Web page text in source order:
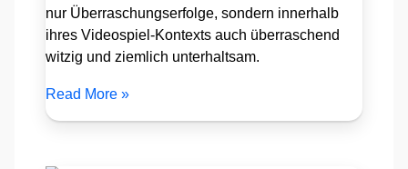
nur Überraschungserfolge, sondern innerhalb
ihres Videospiel-Kontexts auch überraschend
witzig und ziemlich unterhaltsam.
Read More »